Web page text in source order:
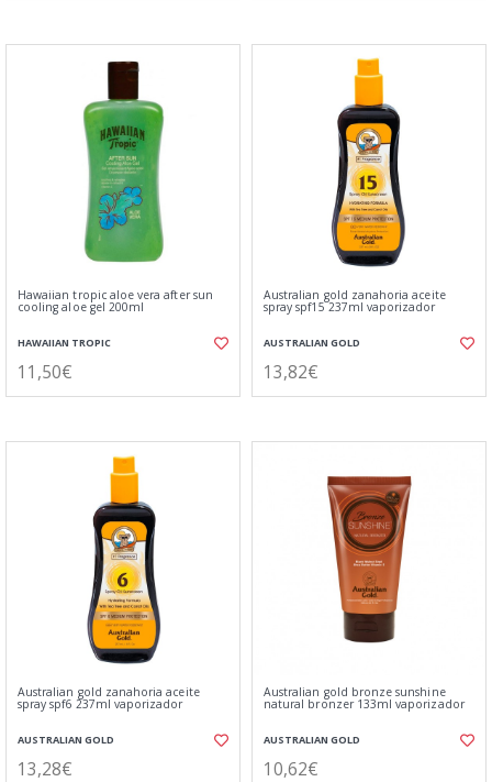
Hawaiian tropic aloe vera after sun
cooling aloe gel 200ml
HAWAIIAN TROPIC
11,50€
Australian gold zanahoria aceite
spray spf15 237ml vaporizador
AUSTRALIAN GOLD
13,82€
Australian gold zanahoria aceite
spray spf6 237ml vaporizador
AUSTRALIAN GOLD
13,28€
Australian gold bronze sunshine
natural bronzer 133ml vaporizador
AUSTRALIAN GOLD
10,62€